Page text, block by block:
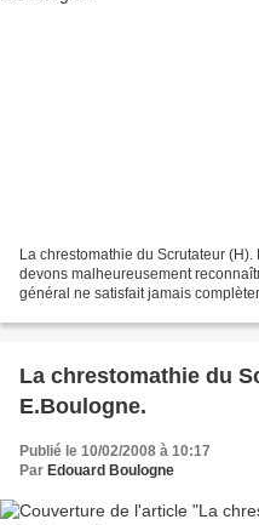
La chrestomathie du Scrutateur
devons malheureusement
général ne satisfait jamais
La chrestomathie du
E.Boulogne.
Publié le 10/02/2008 à 10:17
Par Edouard Boulogne